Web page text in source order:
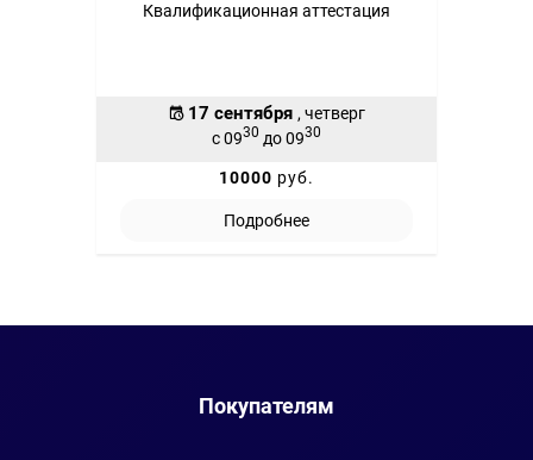
Квалификационная аттестация
17 сентября , четверг
с 0930 до 0930
10000 руб.
Подробнее
Покупателям